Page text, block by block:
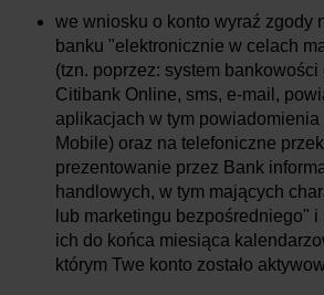
we wniosku o konto wyraź zgody
banku "elektronicznie w celach
(tzn. poprzez: system
Citibank Online, sms, e-mail,
aplikacjach w tym
Mobile) oraz na telefoniczne
prezentowanie przez Bank
handlowych, w tym mających
lub marketingu bezpośredniego" i
ich do końca miesiąca
którym Twe konto zostało